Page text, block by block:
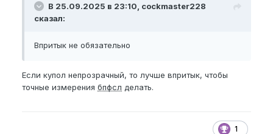
В 25.09.2025 в 23:10, cockmaster228
сказал:
Впритык не обязательно
Если купол непрозрачный, то лучше впритык, чтобы
точные измерения бпфсл делать.
1